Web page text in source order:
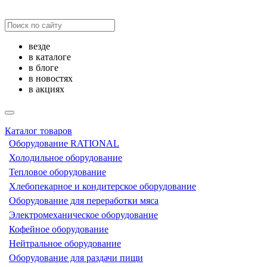
везде
в каталоге
в блоге
в новостях
в акциях
Каталог товаров
Оборудование RATIONAL
Холодильное оборудование
Тепловое оборудование
Хлебопекарное и кондитерское оборудование
Оборудование для переработки мяса
Электромеханическое оборудование
Кофейное оборудование
Нейтральное оборудование
Оборудование для раздачи пищи